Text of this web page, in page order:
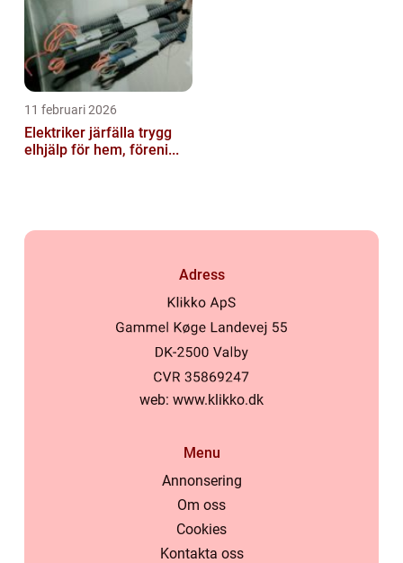
11 februari 2026
Elektriker järfälla trygg
elhjälp för hem, föreni...
Adress
web: www.klikko.dk
Menu
Annonsering
Om oss
Cookies
Kontakta oss